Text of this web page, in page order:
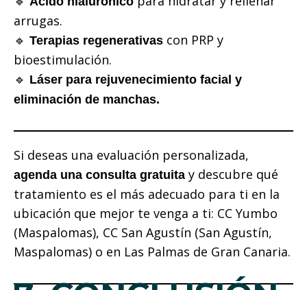
arrugas.
🔹 Terapias regenerativas con PRP y
bioestimulación.
🔹 Láser para rejuvenecimiento facial y
eliminación de manchas.
Si deseas una evaluación personalizada,
agenda una consulta gratuita y descubre qué
tratamiento es el más adecuado para ti en la
ubicación que mejor te venga a ti: CC Yumbo
(Maspalomas), CC San Agustín (San Agustín,
Maspalomas) o en Las Palmas de Gran Canaria.